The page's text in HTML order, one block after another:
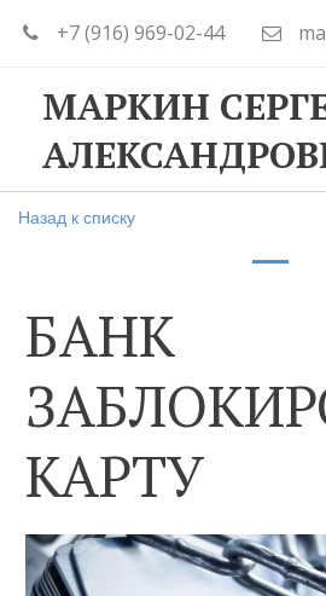
+7 (916) 969-02-44
МАРКИН
Назад к списку
БАНК
КАРТУ